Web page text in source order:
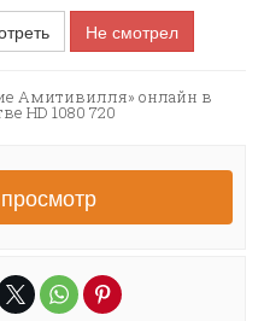
Не смотрел
Амитивилля» онлайн в
HD 1080 720